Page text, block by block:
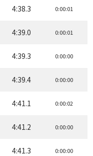
4:38.3 0:00:01
4:39.0 0:00:01
4:39.3 0:00:00
4:39.4 0:00:00
4:41.1 0:00:02
4:41.2 0:00:00
4:41.3 0:00:00